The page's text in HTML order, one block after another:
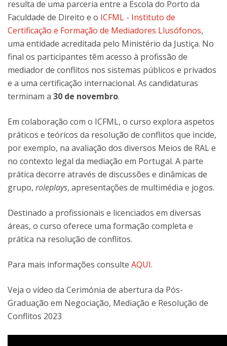
resulta de uma parceria entre a Escola do Porto da
Faculdade de Direito e o ICFML - Instituto de
Certificação e Formação de Mediadores Llusófonos,
uma entidade acreditada pelo Ministério da Justiça. No
final os participantes têm acesso à profissão de
mediador de conflitos nos sistemas públicos e privados
e a uma certificação internacional. As candidaturas
terminam a 30 de novembro.
Em colaboração com o ICFML, o curso explora aspetos
práticos e teóricos da resolução de conflitos que incide,
por exemplo, na avaliação dos diversos Meios de RAL e
no contexto legal da mediação em Portugal. A parte
prática decorre através de discussões e dinâmicas de
grupo, roleplays, apresentações de multimédia e jogos.
Destinado a profissionais e licenciados em diversas
áreas, o curso oferece uma formação completa e
prática na resolução de conflitos.
Para mais informações consulte AQUI.
Veja o vídeo da Cerimónia de abertura da Pós-
Graduação em Negociação, Mediação e Resolução de
Conflitos 2023